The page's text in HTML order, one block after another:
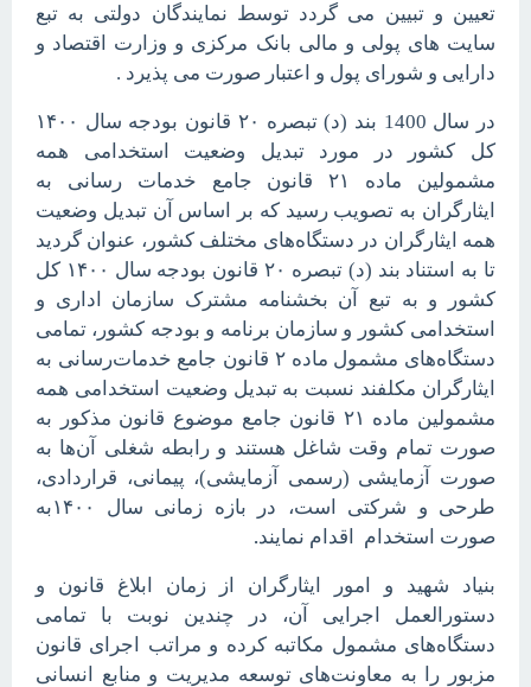
تعیین و تبیین می گردد توسط نمایندگان دولتی به تبع
سایت های پولی و مالی بانک مرکزی و وزارت اقتصاد و
دارایی و شورای پول و اعتبار صورت می پذیرد .
در سال 1400 بند (د) تبصره ۲۰ قانون بودجه سال ۱۴۰۰
کل کشور در مورد تبدیل وضعیت استخدامی همه
مشمولین ماده ۲۱ قانون جامع خدمات رسانی به
ایثارگران به تصویب رسید که بر اساس آن تبدیل وضعیت
همه ایثارگران در دستگاه‌های مختلف کشور، عنوان گردید
تا به استناد بند (د) تبصره ۲۰ قانون بودجه سال ۱۴۰۰ کل
کشور و به تبع آن بخشنامه مشترک سازمان اداری و
استخدامی کشور و سازمان برنامه و بودجه کشور، تمامی
دستگاه‌های مشمول ماده ۲ قانون جامع خدمات‌رسانی به
ایثارگران مکلفند نسبت به تبدیل وضعیت استخدامی همه
مشمولین ماده ۲۱ قانون جامع موضوع قانون مذکور به
صورت تمام وقت شاغل هستند و رابطه شغلی آن‌ها به
صورت آزمایشی (رسمی آزمایشی)، پیمانی، قراردادی،
طرحی و شرکتی است، در بازه زمانی سال
۱۴۰۰به
صورت استخدام اقدام نمایند.
بنیاد شهید و امور ایثارگران از زمان ابلاغ قانون و
دستورالعمل اجرایی آن، در چندین نوبت با تمامی
دستگاه‌های مشمول مکاتبه کرده و مراتب اجرای قانون
مزبور را به معاونت‌های توسعه مدیریت و منابع انسانی